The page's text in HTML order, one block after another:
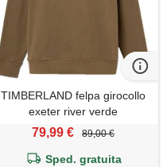
TIMBERLAND felpa girocollo
exeter river verde
79,99 € 89,00 €
Sped. gratuita